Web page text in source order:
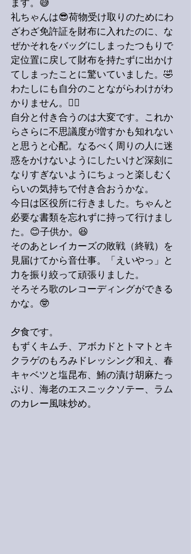
ます。😅
礼ちゃんは😎荷物受け取りのためにわ
ざわざ免許証を財布に入れたのに、な
ぜかそれをバッグにしまったつもりで
定位置に戻して財布を持たずに出かけ
てしまったことに驚いていました。🤣
わたしにも自分のことながらわけがわ
かりません。😵‍💫
自分と付き合うのは大変です。これか
らさらに不思議度が増すかも知れない
と思うと心配。なるべく周りの人に迷
惑をかけないようにしたいけど深刻に
なりすぎないようにちょっと楽しむく
らいの気持ちで付き合おうかな。
今日は区役所に行きました。ちゃんと
必要な書類を忘れずに持って行けまし
た。😊子供か。😆
そのあとレイカーズの敗戦（終戦）を
見届けてから音仕事。「えいやっ」と
力を振り絞って頑張りました。
そろそろ歌のレコーディングができる
かな。🤓
夕食です。
もずくキムチ、アボカドとトマトとキ
クラゲのもろみドレッシング和え、春
キャベツと塩昆布、鮪の漬け胡麻たっ
ぷり、海老のエスニックソテー、ラム
のカレー風味炒め。